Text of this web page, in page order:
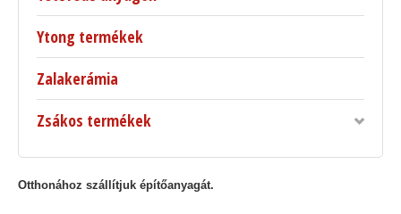
Ytong termékek
Zalakerámia
Zsákos termékek
Otthonához szállítjuk építőanyagát.